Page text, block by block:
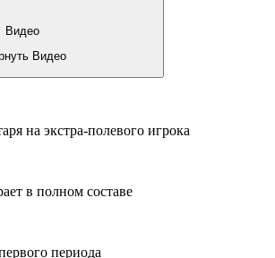
Видео
Видео
на экстра-полевого игрока
в полном составе
периода